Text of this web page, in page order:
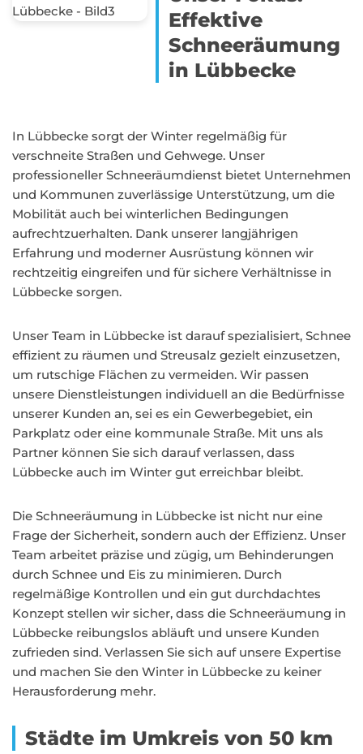
Effektive
Schneeräumung
in Lübbecke
In Lübbecke sorgt der Winter regelmäßig für
verschneite Straßen und Gehwege. Unser
professioneller Schneeräumdienst bietet Unternehmen
und Kommunen zuverlässige Unterstützung, um die
Mobilität auch bei winterlichen Bedingungen
aufrechtzuerhalten. Dank unserer langjährigen
Erfahrung und moderner Ausrüstung können wir
rechtzeitig eingreifen und für sichere Verhältnisse in
Lübbecke sorgen.
Unser Team in Lübbecke ist darauf spezialisiert, Schnee
effizient zu räumen und Streusalz gezielt einzusetzen,
um rutschige Flächen zu vermeiden. Wir passen
unsere Dienstleistungen individuell an die Bedürfnisse
unserer Kunden an, sei es ein Gewerbegebiet, ein
Parkplatz oder eine kommunale Straße. Mit uns als
Partner können Sie sich darauf verlassen, dass
Lübbecke auch im Winter gut erreichbar bleibt.
Die Schneeräumung in Lübbecke ist nicht nur eine
Frage der Sicherheit, sondern auch der Effizienz. Unser
Team arbeitet präzise und zügig, um Behinderungen
durch Schnee und Eis zu minimieren. Durch
regelmäßige Kontrollen und ein gut durchdachtes
Konzept stellen wir sicher, dass die Schneeräumung in
Lübbecke reibungslos abläuft und unsere Kunden
zufrieden sind. Verlassen Sie sich auf unsere Expertise
und machen Sie den Winter in Lübbecke zu keiner
Herausforderung mehr.
Städte im Umkreis von 50 km